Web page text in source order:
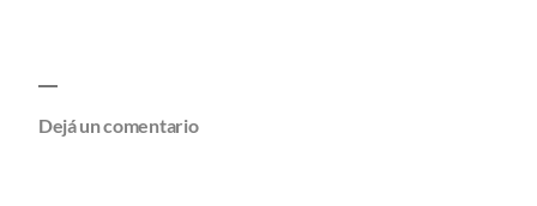
Dejá un comentario